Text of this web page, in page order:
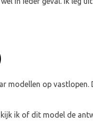
modellen op vastlopen.
ik of dit model de